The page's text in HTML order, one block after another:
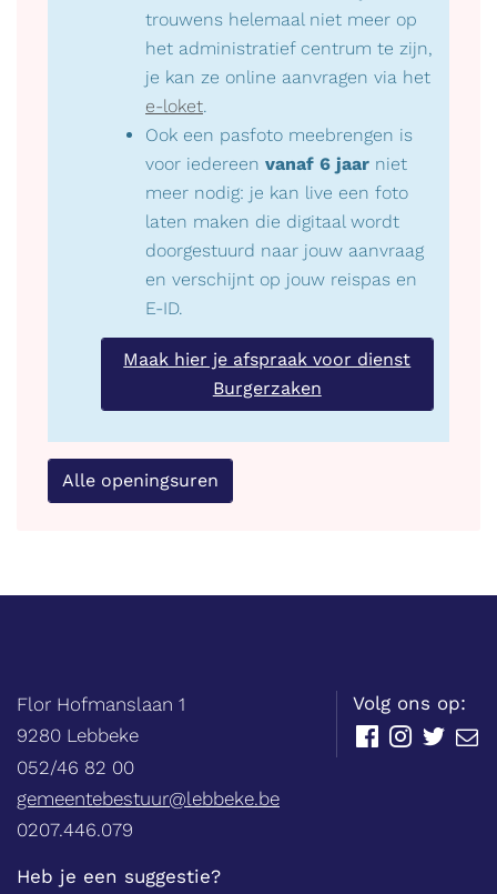
trouwens helemaal niet meer op
het administratief centrum te zijn,
je kan ze online aanvragen via het
e-loket.
Ook een pasfoto meebrengen is
voor iedereen vanaf 6 jaar niet
meer nodig: je kan live een foto
laten maken die digitaal wordt
doorgestuurd naar jouw aanvraag
en verschijnt op jouw reispas en
E-ID.
Maak hier je afspraak voor dienst
Burgerzaken
Alle openingsuren
Balie
Adres
Flor Hofmanslaan 1
,9280 Lebbeke
052/46 82 00
E-
mail
gemeentebestuur@lebbeke.be
Ondernemingsnummer
0207.446.079
Heb je een suggestie?
Volg ons op:
FacebookInstagram
Twitter
E-